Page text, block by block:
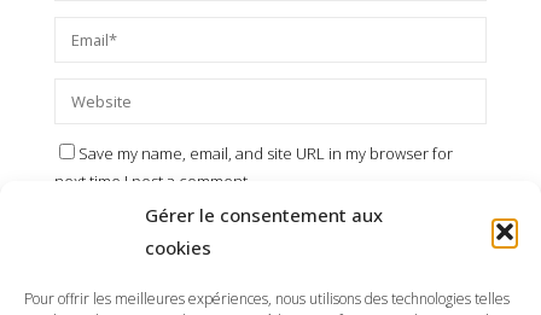
Gérer le consentement aux
cookies
Pour offrir les meilleures expériences, nous utilisons des technologies telles
Save my name, email, and site URL in my browser for
next time I post a comment.